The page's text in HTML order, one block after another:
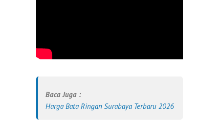
Baca Juga :
Harga Bata Ringan Surabaya Terbaru 2026